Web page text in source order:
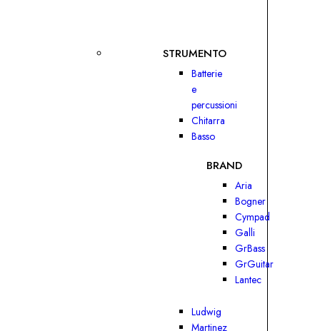
STRUMENTO
Batterie
e
percussioni
Chitarra
Basso
BRAND
Aria
Bogner
Cympad
Galli
GrBass
GrGuitar
Lantec
Ludwig
Martinez